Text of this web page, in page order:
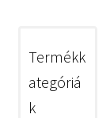
Termékk
ategóriá
k